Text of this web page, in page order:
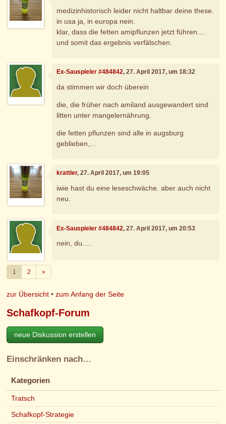
medizinhistorisch leider nicht haltbar deine these.
in usa ja, in europa nein.
klar, dass die fetten amipflunzen jetzt führen....
und somit das ergebnis verfälschen.
Ex-Sauspieler #484842, 27. April 2017, um 18:32
da stimmen wir doch überein
die, die früher nach amiland ausgewandert sind
litten unter mangelernährung.
die fetten pflunzen sind alle in augsburg
geblieben,...
krattler, 27. April 2017, um 19:05
iwie hast du eine leseschwäche. aber auch nicht
neu.
Ex-Sauspieler #484842, 27. April 2017, um 20:53
nein, du.....
1 2 »Weiter
zur Übersicht •zum Anfang der Seite
Schafkopf-Forum
neue Diskussion erstellen
Einschränken nach…
Kategorien
Tratsch
Schafkopf-Strategie